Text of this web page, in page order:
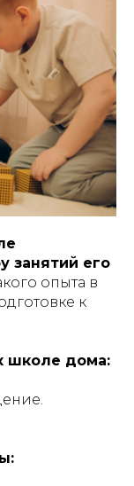
занятий его
опыта в
к
школе дома: